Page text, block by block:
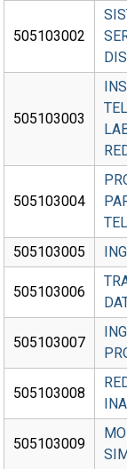
505103002
505103003
505103004
505103005
505103006
505103007
505103008
505103009